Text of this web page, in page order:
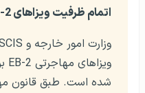
اتمام ظرفیت ویزاهای EB-2 آمریکا برای ۲۰۲۵
شده است. طبق قانون